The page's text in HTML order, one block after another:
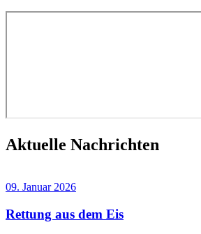
Aktuelle Nachrichten
09. Januar 2026
Rettung aus dem Eis